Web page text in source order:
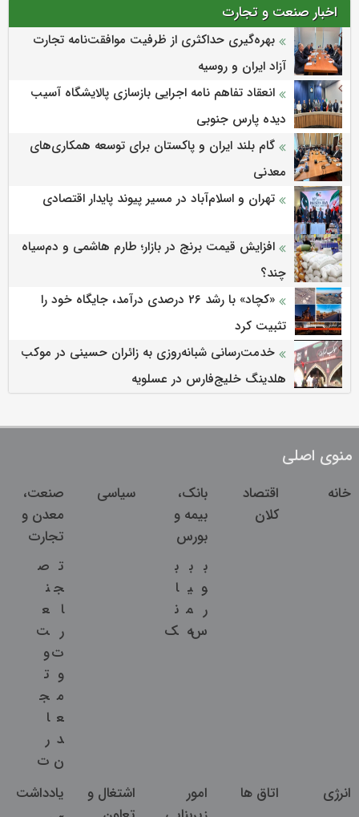
اخبار صنعت و تجارت
بهره‌گیری حداکثری از ظرفیت موافقت‌نامه تجارت
آزاد ایران و روسیه
انعقاد تفاهم نامه اجرایی بازسازی پالایشگاه آسیب
دیده پارس جنوبی
گام بلند ایران و پاکستان برای توسعه همکاری‌های
معدنی
تهران و اسلام‌آباد در مسیر پیوند پایدار اقتصادی
افزایش قیمت برنج در بازار؛ طارم هاشمی و دم‌سیاه
چند؟
«کچاد» با رشد ۲۶ درصدی درآمد، جایگاه خود را
تثبیت کرد
خدمت‌رسانی شبانه‌روزی به زائران حسینی در موکب
هلدینگ خلیج‌فارس در عسلویه
منوی اصلی
خانه
اقتصاد
کلان
بانک،
بیمه و
بورس
ب
و
ر
س
ب
ی
م
ه
ب
ا
ن
ک
سیاسی
صنعت،
معدن و
تجارت
ت
ج
ا
ر
ت
و
م
ع
د
ن
ص
ن
ع
ت
و
ت
ج
ا
ر
ت
انرژی
اتاق ها
امور
اشتغال و
یادداشت